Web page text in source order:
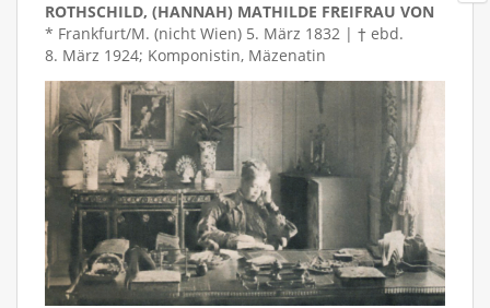
ROTHSCHILD, (HANNAH) MATHILDE FREIFRAU VON
* Frankfurt/M. (nicht Wien) 5. März 1832 | † ebd.
8. März 1924; Komponistin, Mäzenatin